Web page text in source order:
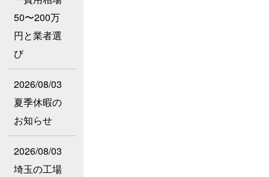
50〜200万
円と業者選
び
2026/08/03
夏季休暇の
お知らせ
2026/08/03
埼玉の工場